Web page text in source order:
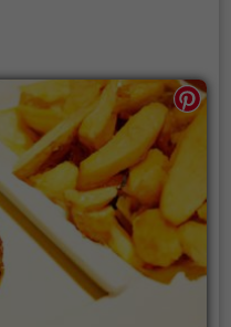
Auch für
Die gemütliche
geselliger Runde die
genießen und sich
zu lassen.
zu zweit oder einen
im Speedy Pizza ist
Adresse für einen
Welt.